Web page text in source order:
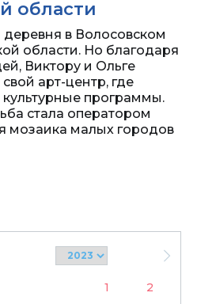
области
в Волосовском
области. Но благодаря
Виктору и Ольге
арт-центр, где
культурные программы.
стала оператором
мозаика малых городов
1
2